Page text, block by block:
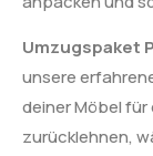
Umzugspaket
unsere
deiner Möbel
zurücklehnen,